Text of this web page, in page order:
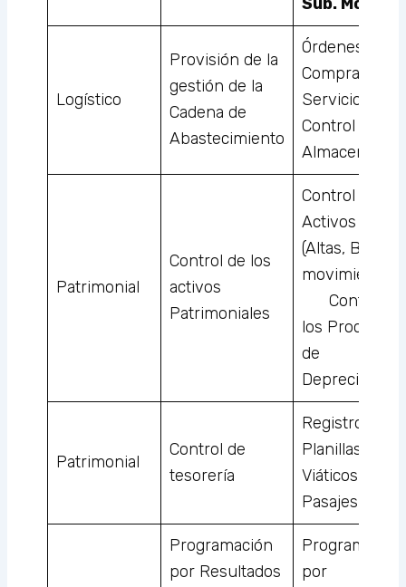
Logístico
Provisión de la
gestión de la
Cadena de
Abastecimiento
Órdenes de
Compra,
Servicio·
Control de los
Almacenes
Patrimonial
Control de los
activos
Patrimoniales
Control de los
Activos Fijos
(Altas, Bajas,
Control de
los Procesos
de
Depreciación
Patrimonial
Control de
tesorería
Registro de
Planillas y
Viáticos y
Pasajes
Programación
por Resultados
Programación
por